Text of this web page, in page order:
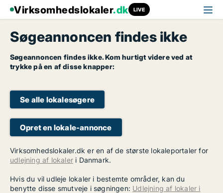
Virksomhedslokaler.dk LIVE
Søgeannoncen findes ikke
Søgeannoncen findes ikke. Kom hurtigt videre ved at
trykke på en af disse knapper:
Se alle lokalesøgere
Opret en lokale-annonce
Virksomhedslokaler.dk er en af de største lokaleportaler for
udlejning af lokaler i Danmark.
Hvis du vil udleje lokaler i bestemte områder, kan du
benytte disse smutveje i søgningen: Udlejning af lokaler i